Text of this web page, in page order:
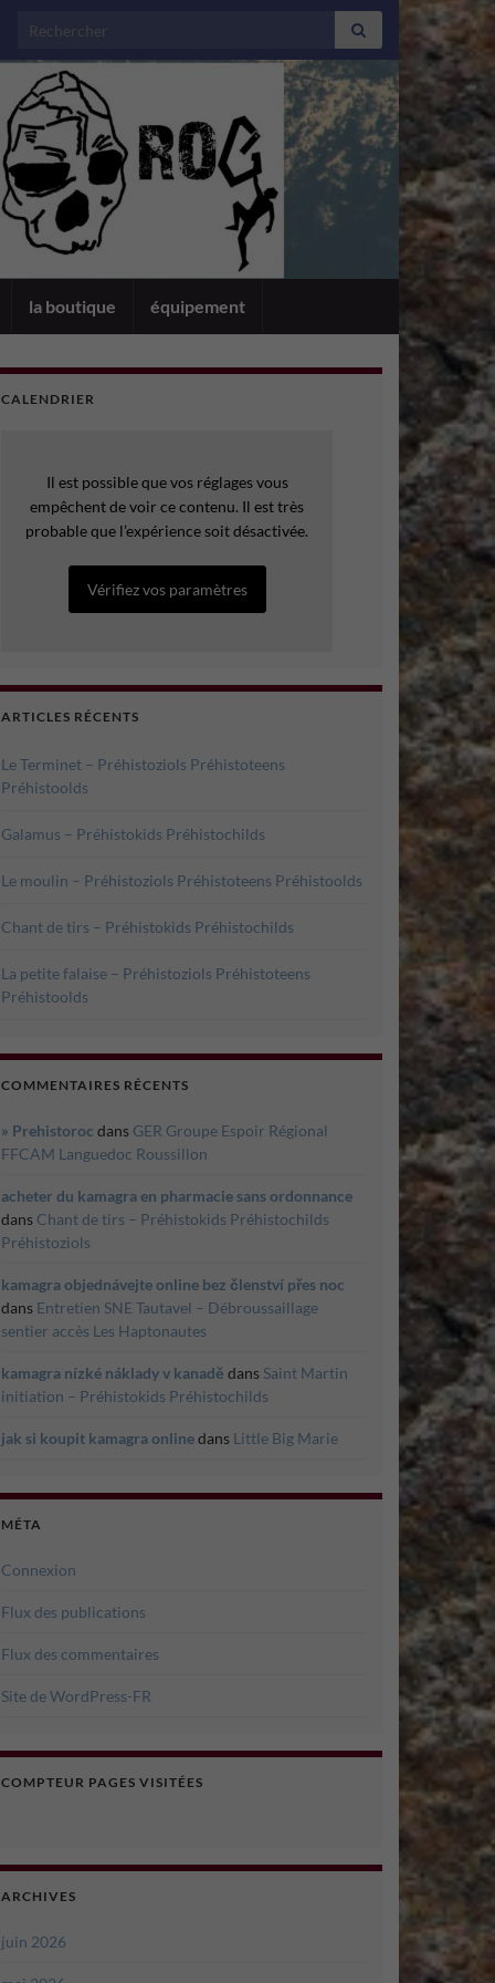
Search for:
la boutique équipement
CALENDRIER
Il est possible que vos réglages vous
empêchent de voir ce contenu. Il est très
probable que l’expérience soit désactivée.
Vérifiez vos paramètres
ARTICLES RÉCENTS
Le Terminet – Préhistoziols Préhistoteens
Préhistoolds
Galamus – Préhistokids Préhistochilds
Le moulin – Préhistoziols Préhistoteens Préhistoolds
Chant de tirs – Préhistokids Préhistochilds
La petite falaise – Préhistoziols Préhistoteens
Préhistoolds
COMMENTAIRES RÉCENTS
» Prehistoroc dans GER Groupe Espoir Régional
FFCAM Languedoc Roussillon
acheter du kamagra en pharmacie sans ordonnance
dans Chant de tirs – Préhistokids Préhistochilds
Préhistoziols
kamagra objednávejte online bez členství přes noc
dans Entretien SNE Tautavel – Débroussaillage
sentier accès Les Haptonautes
kamagra nízké náklady v kanadě dans Saint Martin
initiation – Préhistokids Préhistochilds
jak si koupit kamagra onlinedans Little Big Marie
MÉTA
Connexion
Flux des publications
Flux des commentaires
Site de WordPress-FR
COMPTEUR PAGES VISITÉES
ARCHIVES
juin 2026